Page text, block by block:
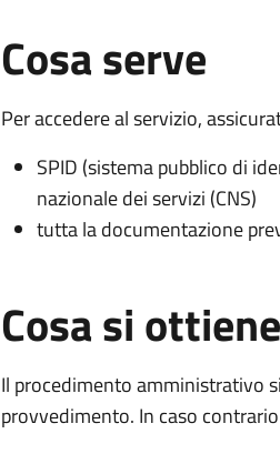
Cosa serve
Per accedere al servizio,
SPID (sistema pubblico di
nazionale dei servizi (CNS)
tutta la documentazione
Cosa si ottiene
Il procedimento amministrativo
provvedimento. In caso